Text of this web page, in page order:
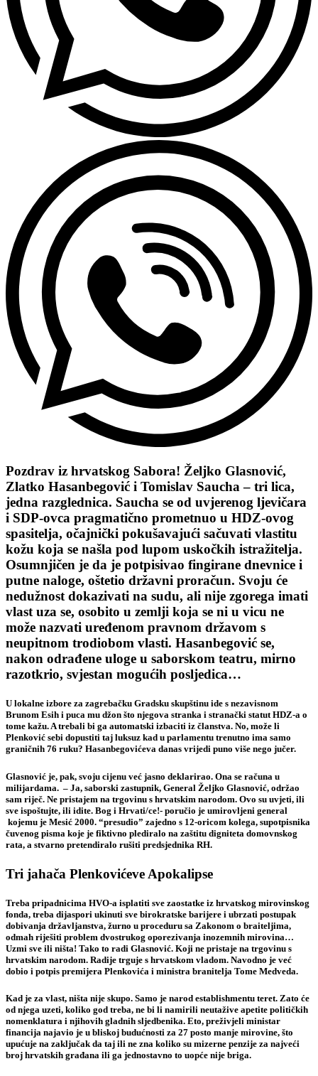
Pozdrav iz hrvatskog Sabora! Željko Glasnović,
Zlatko Hasanbegović i Tomislav Saucha – tri lica,
jedna razglednica. Saucha se od uvjerenog ljevičara
i SDP-ovca pragmatično prometnuo u HDZ-ovog
spasitelja, očajnički pokušavajući sačuvati vlastitu
kožu koja se našla pod lupom uskočkih istražitelja.
Osumnjičen je da je potpisivao fingirane dnevnice i
putne naloge, oštetio državni proračun. Svoju će
nedužnost dokazivati na sudu, ali nije zgorega imati
vlast uza se, osobito u zemlji koja se ni u vicu ne
može nazvati uređenom pravnom državom s
neupitnom trodiobom vlasti. Hasanbegović se,
nakon odrađene uloge u saborskom teatru, mirno
razotkrio, svjestan mogućih posljedica…
U lokalne izbore za zagrebačku Gradsku skupštinu ide s nezavisnom
Brunom Esih i puca mu džon što njegova stranka i stranački statut HDZ-a o
tome kažu. A trebali bi ga automatski izbaciti iz članstva. No, može li
Plenković sebi dopustiti taj luksuz kad u parlamentu trenutno ima samo
graničnih 76 ruku? Hasanbegovićeva danas vrijedi puno više nego jučer.
Glasnović je, pak, svoju cijenu već jasno deklarirao. Ona se računa u
milijardama. – Ja, saborski zastupnik, General Željko Glasnović, održao
sam riječ. Ne pristajem na trgovinu s hrvatskim narodom. Ovo su uvjeti, ili
sve ispoštujte, ili idite. Bog i Hrvati/ce!- poručio je umirovljeni general
kojemu je Mesić 2000. “presudio” zajedno s 12-oricom kolega, supotpisnika
čuvenog pisma koje je fiktivno plediralo na zaštitu digniteta domovnskog
rata, a stvarno pretendiralo rušiti predsjednika RH.
Tri jahača Plenkovićeve Apokalipse
Treba pripadnicima HVO-a isplatiti sve zaostatke iz hrvatskog mirovinskog
fonda, treba dijaspori ukinuti sve birokratske barijere i ubrzati postupak
dobivanja državljanstva, žurno u proceduru sa Zakonom o braiteljima,
odmah riješiti problem dvostrukog oporezivanja inozemnih mirovina…
Uzmi sve ili ništa! Tako to radi Glasnović. Koji ne pristaje na trgovinu s
hrvatskim narodom. Radije trguje s hrvatskom vladom. Navodno je već
dobio i potpis premijera Plenkovića i ministra branitelja Tome Medveda.
Kad je za vlast, ništa nije skupo. Samo je narod establishmentu teret. Zato će
od njega uzeti, koliko god treba, ne bi li namirili neutažive apetite političkih
nomenklatura i njihovih gladnih sljedbenika. Eto, preživjeli ministar
financija najavio je u bliskoj budućnosti za 27 posto manje mirovine, što
upućuje na zaključak da taj ili ne zna koliko su mizerne penzije za najveći
broj hrvatskih građana ili ga jednostavno to uopće nije briga.